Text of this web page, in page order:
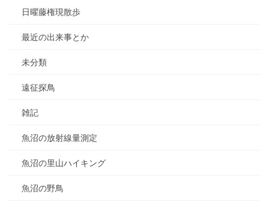
日曜藤権現散歩
最近の出来事とか
未分類
遠征探鳥
雑記
魚沼の放射線量測定
魚沼の里山ハイキング
魚沼の野鳥